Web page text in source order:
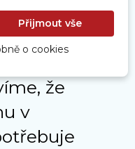
že
v
Přijmout vše
o cookies